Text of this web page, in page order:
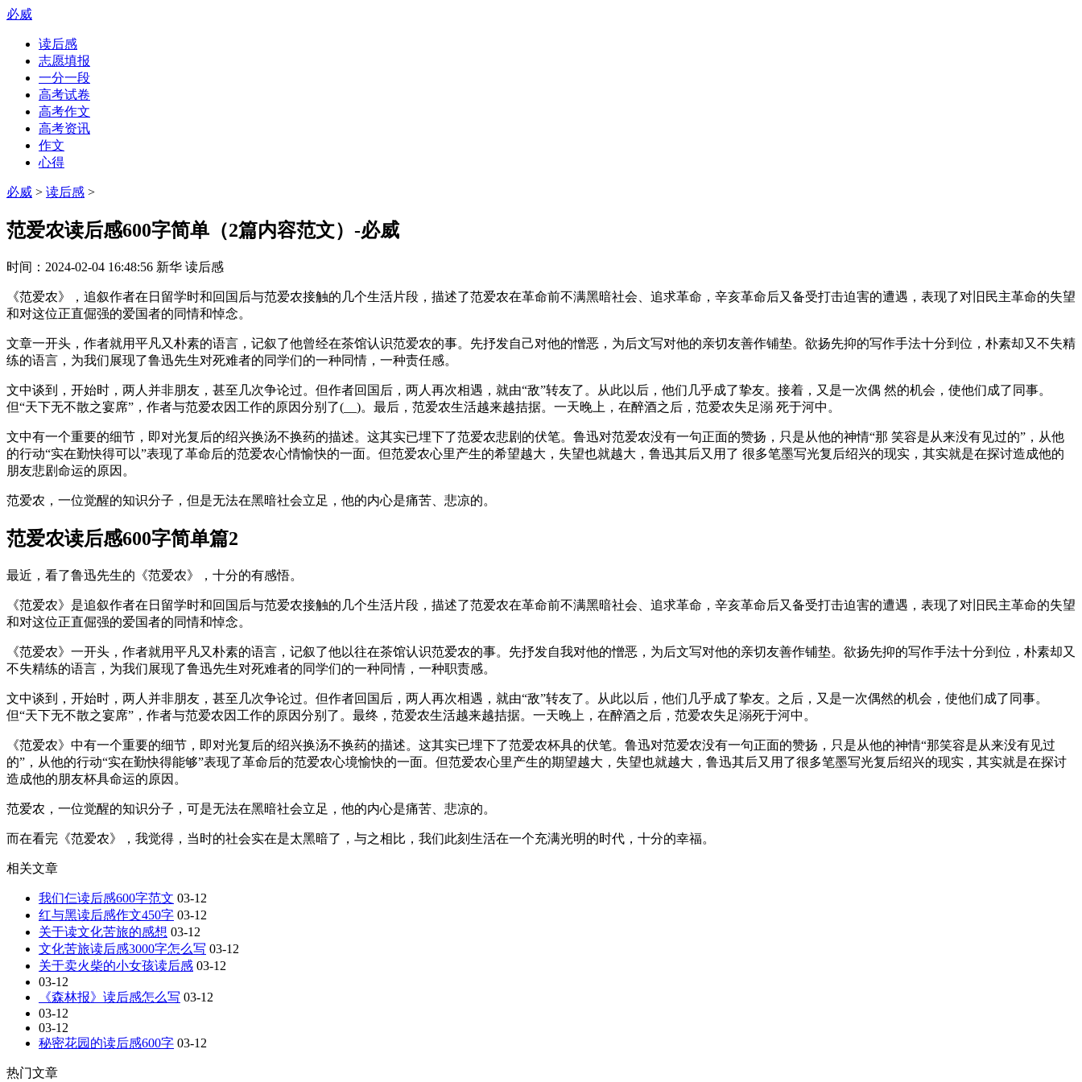
必威
读后感
志愿填报
一分一段
高考试卷
高考作文
高考资讯
作文
心得
必威 > 读后感 >
范爱农读后感600字简单（2篇内容范文）-必威
时间： 2024-02-04 16:48:56 新华 读后感
《范爱农》，追叙作者在日留学时和回国后与范爱农接触的几个生活片段，描述了范爱农在革命前不满黑暗社会、追求革命，辛亥革命后又备受打击迫害的遭遇，表现了对旧民主革命的失望
和对这位正直倔强的爱国者的同情和悼念。
文章一开头，作者就用平凡又朴素的语言，记叙了他曾经在茶馆认识范爱农的事。先抒发自己对他的憎恶，为后文写对他的亲切友善作铺垫。欲扬先抑的写作手法十分到位，朴素却又不失精
练的语言，为我们展现了鲁迅先生对死难者的同学们的一种同情，一种责任感。
文中谈到，开始时，两人并非朋友，甚至几次争论过。但作者回国后，两人再次相遇，就由“敌”转友了。从此以后，他们几乎成了挚友。接着，又是一次偶 然的机会，使他们成了同事。
但“天下无不散之宴席”，作者与范爱农因工作的原因分别了(__)。最后，范爱农生活越来越拮据。一天晚上，在醉酒之后，范爱农失足溺 死于河中。
文中有一个重要的细节，即对光复后的绍兴换汤不换药的描述。这其实已埋下了范爱农悲剧的伏笔。鲁迅对范爱农没有一句正面的赞扬，只是从他的神情“那 笑容是从来没有见过的”，从他
的行动“实在勤快得可以”表现了革命后的范爱农心情愉快的一面。但范爱农心里产生的希望越大，失望也就越大，鲁迅其后又用了 很多笔墨写光复后绍兴的现实，其实就是在探讨造成他的
朋友悲剧命运的原因。
范爱农，一位觉醒的知识分子，但是无法在黑暗社会立足，他的内心是痛苦、悲凉的。
范爱农读后感600字简单篇2
最近，看了鲁迅先生的《范爱农》，十分的有感悟。
《范爱农》是追叙作者在日留学时和回国后与范爱农接触的几个生活片段，描述了范爱农在革命前不满黑暗社会、追求革命，辛亥革命后又备受打击迫害的遭遇，表现了对旧民主革命的失望
和对这位正直倔强的爱国者的同情和悼念。
《范爱农》一开头，作者就用平凡又朴素的语言，记叙了他以往在茶馆认识范爱农的事。先抒发自我对他的憎恶，为后文写对他的亲切友善作铺垫。欲扬先抑的写作手法十分到位，朴素却又
不失精练的语言，为我们展现了鲁迅先生对死难者的同学们的一种同情，一种职责感。
文中谈到，开始时，两人并非朋友，甚至几次争论过。但作者回国后，两人再次相遇，就由“敌”转友了。从此以后，他们几乎成了挚友。之后，又是一次偶然的机会，使他们成了同事。
但“天下无不散之宴席”，作者与范爱农因工作的原因分别了。最终，范爱农生活越来越拮据。一天晚上，在醉酒之后，范爱农失足溺死于河中。
《范爱农》中有一个重要的细节，即对光复后的绍兴换汤不换药的描述。这其实已埋下了范爱农杯具的伏笔。鲁迅对范爱农没有一句正面的赞扬，只是从他的神情“那笑容是从来没有见过
的”，从他的行动“实在勤快得能够”表现了革命后的范爱农心境愉快的一面。但范爱农心里产生的期望越大，失望也就越大，鲁迅其后又用了很多笔墨写光复后绍兴的现实，其实就是在探讨
造成他的朋友杯具命运的原因。
范爱农，一位觉醒的知识分子，可是无法在黑暗社会立足，他的内心是痛苦、悲凉的。
而在看完《范爱农》，我觉得，当时的社会实在是太黑暗了，与之相比，我们此刻生活在一个充满光明的时代，十分的幸福。
相关文章
我们仨读后感600字范文 03-12
红与黑读后感作文450字 03-12
关于读文化苦旅的感想 03-12
文化苦旅读后感3000字怎么写 03-12
关于卖火柴的小女孩读后感 03-12
03-12
《森林报》读后感怎么写 03-12
03-12
03-12
秘密花园的读后感600字 03-12
热门文章